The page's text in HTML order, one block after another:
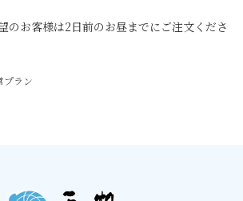
のお客様は2日前のお昼までにご注文くださ
プラン